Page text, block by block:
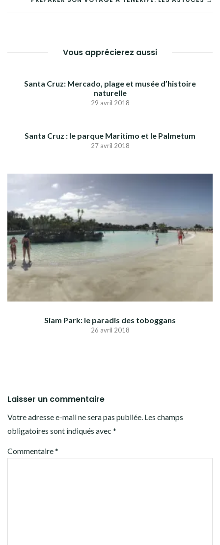
DE
Vous apprécierez aussi
Santa Cruz: Mercado, plage et musée d’histoire
naturelle
29 avril 2018
Santa Cruz : le parque Maritimo et le Palmetum
27 avril 2018
Siam Park: le paradis des toboggans
26 avril 2018
Laisser un commentaire
Votre adresse e-mail ne sera pas publiée. Les champs
obligatoires sont indiqués avec *
Commentaire*